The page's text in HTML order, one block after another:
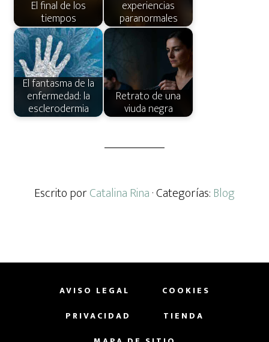
El final de los
tiempos
experiencias
paranormales
El fantasma de la
enfermedad: la
esclerodermia
Retrato de una
viuda negra
Escrito porCatalina Rina· Categorías: Blog
AVISO LEGAL
COOKIES
PRIVACIDAD
TIENDA